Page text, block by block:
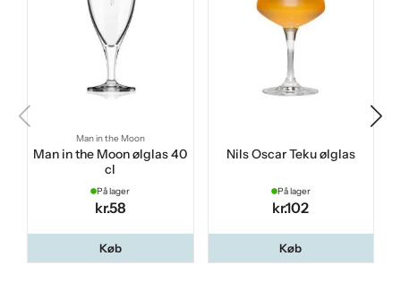
Man in the Moon
Man in the Moon ølglas 40
cl
På lager
kr.58
Køb
Nils Oscar Teku ølglas
På lager
kr.102
Køb